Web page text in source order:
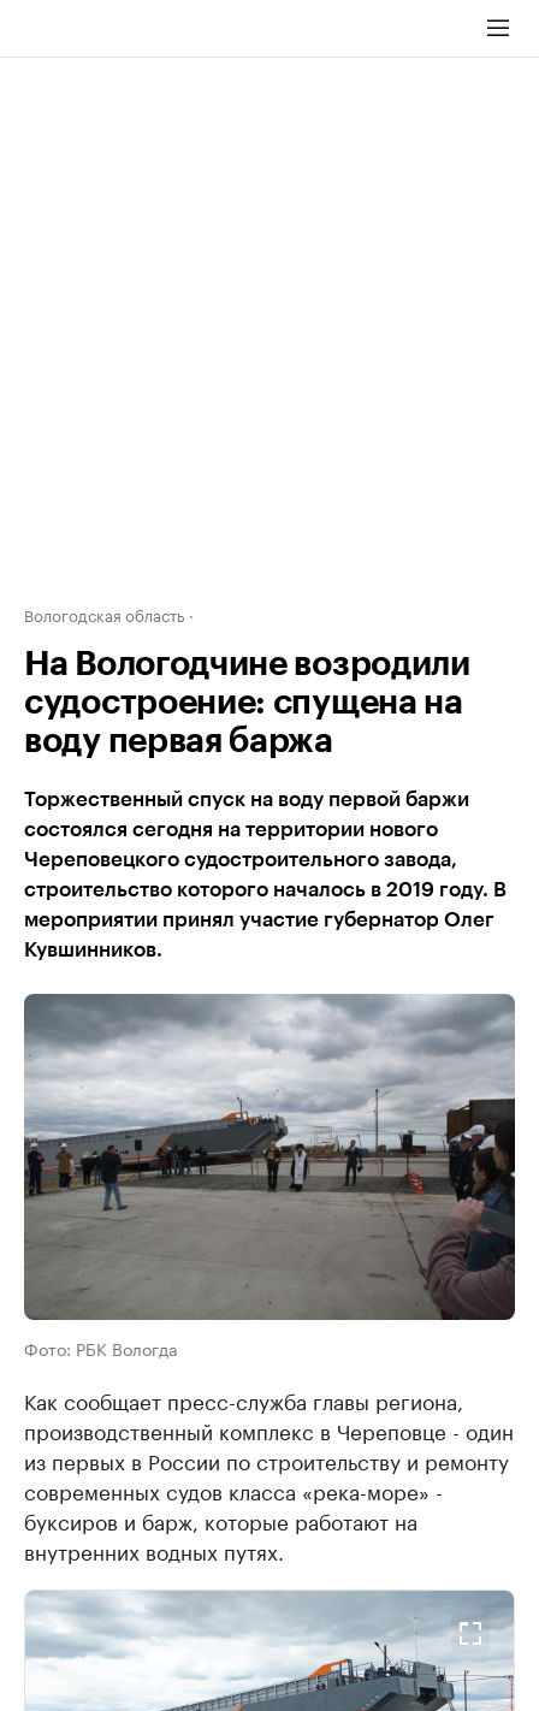
Вологодская область
На Вологодчине возродили
судостроение: спущена на
воду первая баржа
Торжественный спуск на воду первой баржи
состоялся сегодня на территории нового
Череповецкого судостроительного завода,
строительство которого началось в 2019 году. В
мероприятии принял участие губернатор Олег
Кувшинников.
Фото: РБК Вологда
Как сообщает пресс-служба главы региона,
производственный комплекс в Череповце - один
из первых в России по строительству и ремонту
современных судов класса «река-море» -
буксиров и барж, которые работают на
внутренних водных путях.